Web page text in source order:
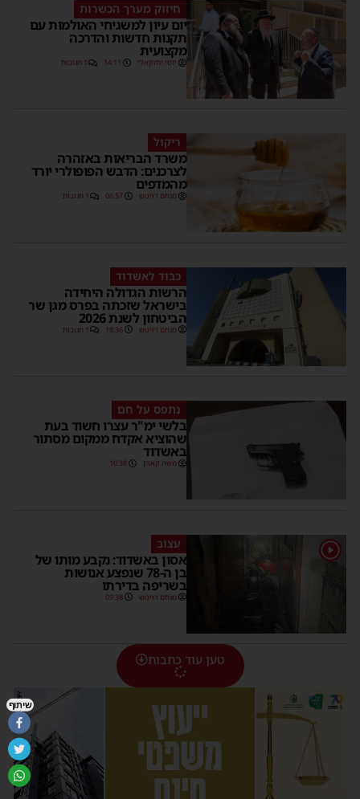
חיזוק מערך הכשרות
יום עיון למשגיחי האולמות עם
תקנות חדשות והדרכה
מקצועית
יוסי יחזקאלי 14:11 1 תגובות
ריקול
משרד הבריאות באזהרה
לצרכנים: הדבש הפופולרי יורד
מהמדפים
מנחם דויטש 06:57 1 תגובות
כבוד לאשדוד
הרשות הגדולה היחידה
בישראל שזכתה בפרס מגן שר
הביטחון לשנת 2026
מנחם דויטש 18:36 1 תגובות
נתפס על חם
בלשי ימ"ר עצרו חשוד בעת
שהוציא אקדח ממקום מסתור
באשדוד
משה קאהן 10:38
1 עצוב
אסון באשדוד: נקבע מותו של
בן ה-78 שנפצע אנושות
בשריפה בדירתו
מנחם דויטש 09:38
טען עוד כתבות
שיתוף